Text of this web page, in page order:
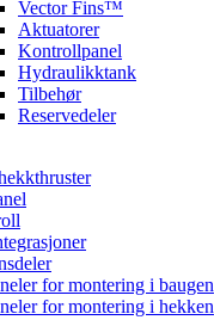
Vector Fins™
Aktuatorer
Kontrollpanel
Hydraulikktank
Tilbehør
Reservedeler
for montering i baugen
for montering i hekken